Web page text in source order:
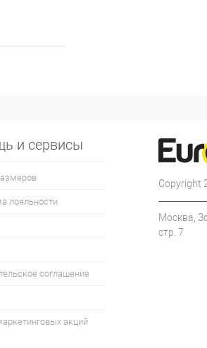
и сервисы
лояльности
соглашение
акций
Copyright
Москва,
стр. 7